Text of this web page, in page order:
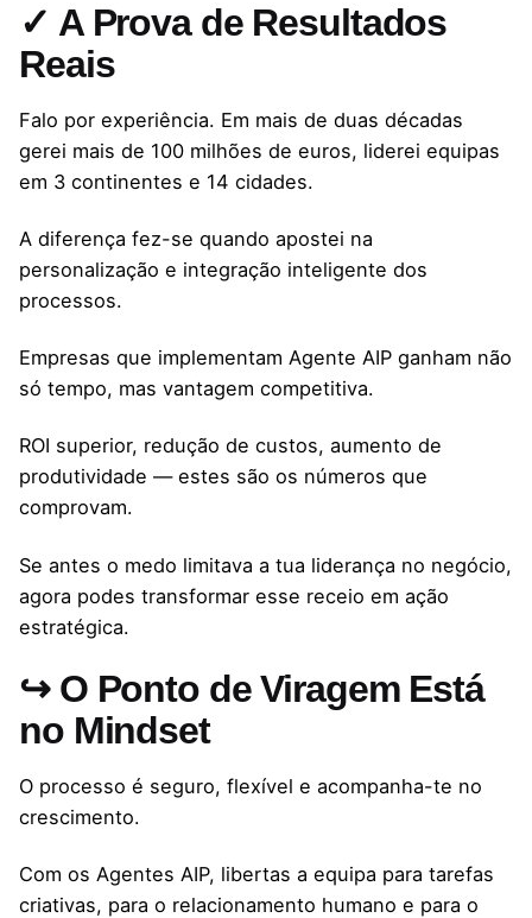
✓ A Prova de Resultados
Reais
Falo por experiência. Em mais de duas décadas
gerei mais de 100 milhões de euros, liderei equipas
em 3 continentes e 14 cidades.
A diferença fez-se quando apostei na
personalização e integração inteligente dos
processos.
Empresas que implementam Agente AIP ganham não
só tempo, mas vantagem competitiva.
ROI superior, redução de custos, aumento de
produtividade — estes são os números que
comprovam.
Se antes o medo limitava a tua liderança no negócio,
agora podes transformar esse receio em ação
estratégica.
↪ O Ponto de Viragem Está
no Mindset
O processo é seguro, flexível e acompanha-te no
crescimento.
Com os Agentes AIP, libertas a equipa para tarefas
criativas, para o relacionamento humano e para o